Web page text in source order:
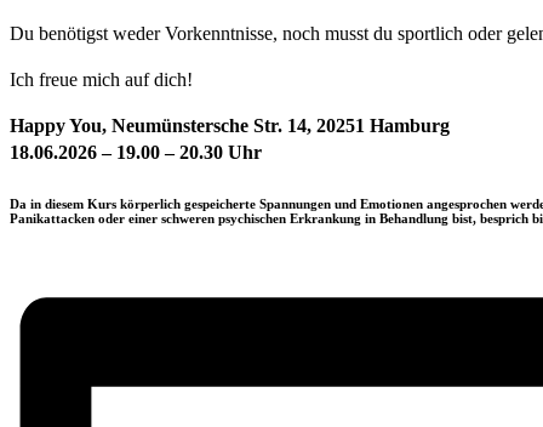
Du benötigst weder Vorkenntnisse, noch musst du sportlich oder
Ich freue mich auf dich!
Happy You, Neumünstersche Str. 14, 20251 Hamburg
18.06.2026 – 19.00–20.30 Uhr
Da in diesem Kurs körperlich gespeicherte Spannungen und Emotionen angesprochen
Panikattacken oder einer schweren psychischen Erkrankung in Behandlung bist,